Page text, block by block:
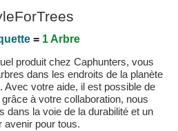
= 1 Arbre
produit chez Caphunters, vous
dans les endroits de la planète
Avec votre aide, il est possible de
à votre collaboration, nous
dans la voie de la durabilité et un
avenir pour tous.